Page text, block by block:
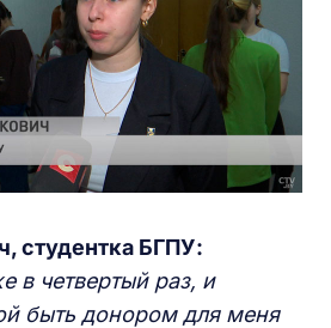
студентка БГПУ:
в четвертый раз, и
быть донором для меня